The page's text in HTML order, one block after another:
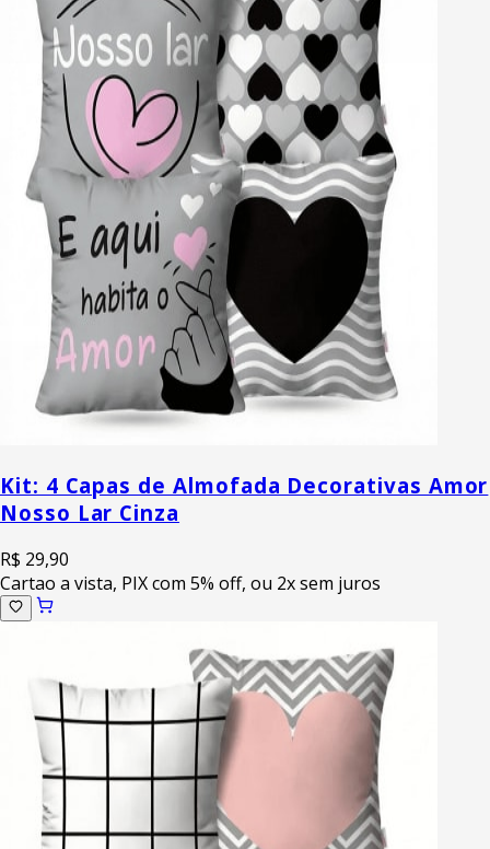
Kit: 4 Capas de Almofada Decorativas Amor
Nosso Lar Cinza
R$ 29,90
Cartao a vista, PIX com 5% off, ou 2x sem juros